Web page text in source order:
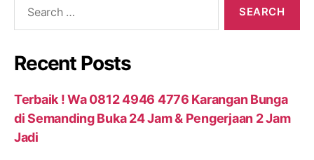
Recent Posts
Terbaik ! Wa 0812 4946 4776 Karangan Bunga
di Semanding Buka 24 Jam & Pengerjaan 2 Jam
Jadi